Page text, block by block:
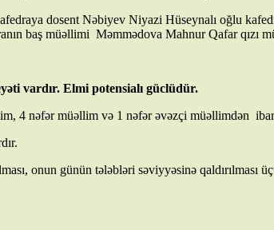
dosent Nəbiyev Niyazi Hüseynalı oğlu
baş müəllimi Məmmədova Mahnur Qafar qızı
vardır. Elmi potensialı güclüdür.
4 nəfər müəllim və 1 nəfər əvəzçi müəllimdən
onun günün tələbləri səviyyəsinə